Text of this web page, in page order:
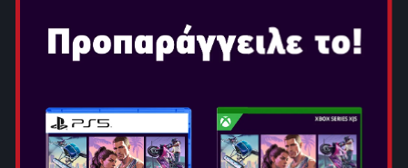
Το Resident Evil™ Requiem, η ένατη και πιο καθηλωτική
για PlayStation®5, Nintendo Switch™ 2, Xbox Series X|S
και PC μέσω Steam και Epic Games Store. Χάρη στη RE
ENGINE και την πλήρη αξιοποίηση της ισχύος των